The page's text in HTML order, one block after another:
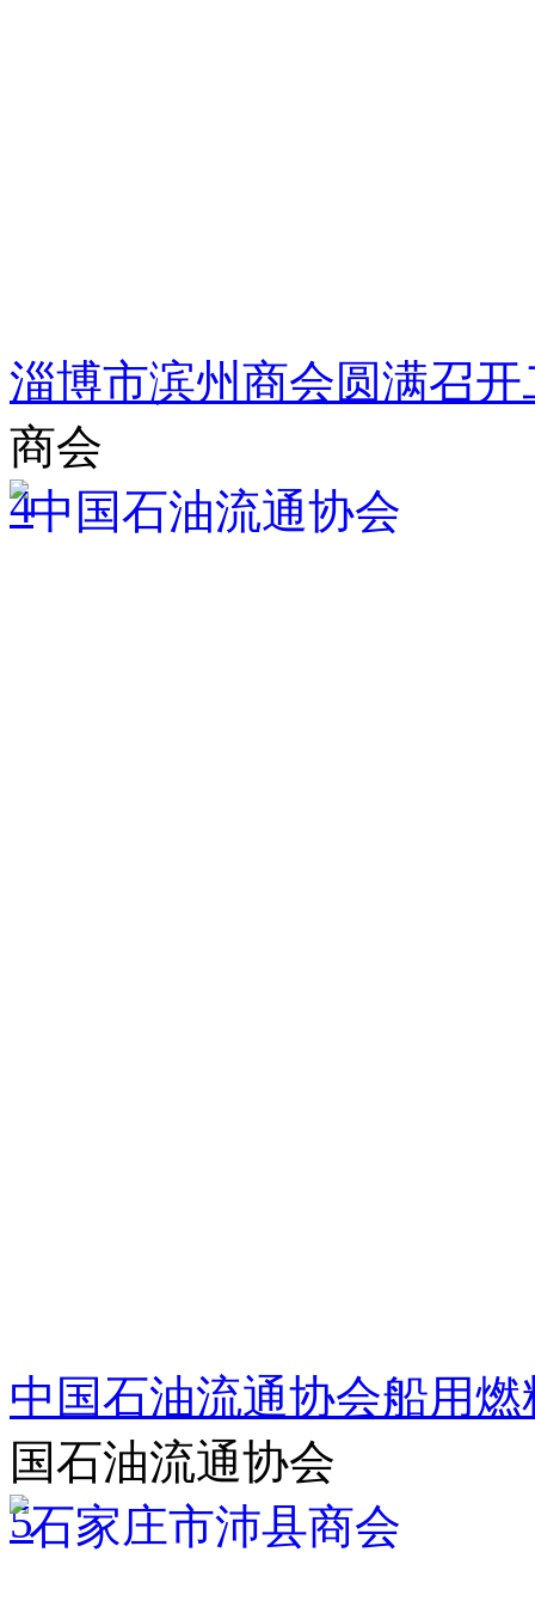
淄博市滨州商会圆满召
商会
4
中国石油流通协会船用
国石油流通协会
5